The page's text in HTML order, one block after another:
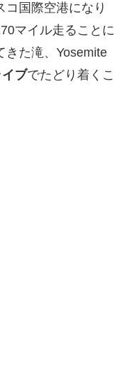
国際空港になり
マイル走ることに
きた滝、Yosemite
ブでたどり着くこ